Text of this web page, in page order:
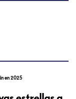
en 2025